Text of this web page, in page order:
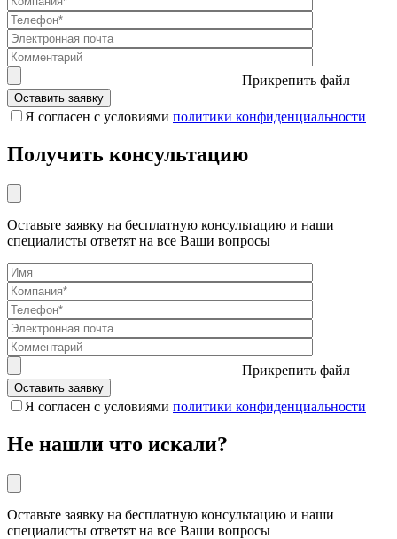
Прикрепить файл
Я согласен с условиями политики конфиденциальности
Получить консультацию
Оставьте заявку на бесплатную консультацию и наши
специалисты ответят на все Ваши вопросы
Прикрепить файл
Я согласен с условиями политики конфиденциальности
Не нашли что искали?
Оставьте заявку на бесплатную консультацию и наши
специалисты ответят на все Ваши вопросы